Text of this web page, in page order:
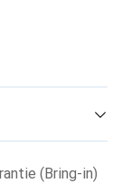
(Bring-in)